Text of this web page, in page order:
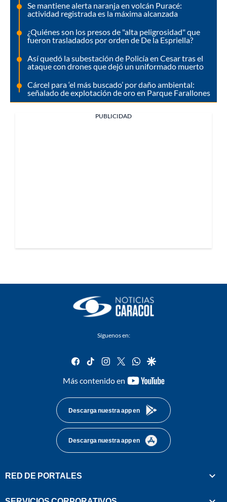
Se mantiene alerta naranja en volcán Puracé:
actividad registrada es la máxima alcanzada
¿Quiénes son los presos de "alta peligrosidad" que
fueron trasladados por orden de De la Espriella?
Así quedó la subestación de Policía en Cesar tras el
ataque con drones que dejó un uniformado muerto
Cárcel para ‘el más buscado’ por daño ambiental:
señalado de explotación de oro en Parque Farallones
PUBLICIDAD
Síguenos en:
facebook
tiktok instagram
twitterwhatsapp
google
Más contenido en
youtube-
Descarga nuestra app en
Descarga nuestra app en
RED DE PORTALES